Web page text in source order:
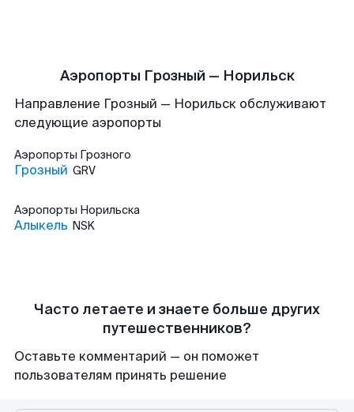
Аэропорты Грозный — Норильск
Направление Грозный — Норильск обслуживают
следующие аэропорты
Аэропорты Грозного
Грозный GRV
Аэропорты Норильска
Алыкель NSK
Часто летаете и знаете больше других
путешественников?
Оставьте комментарий — он поможет
пользователям принять решение